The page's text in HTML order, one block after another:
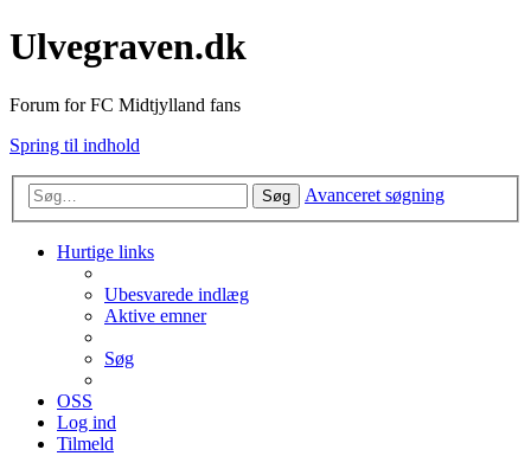
Ulvegraven.dk
Forum for FC Midtjylland fans
Spring til indhold
Søg Avanceret søgning
Hurtige links
Ubesvarede indlæg
Aktive emner
Søg
OSS
Log ind
Tilmeld